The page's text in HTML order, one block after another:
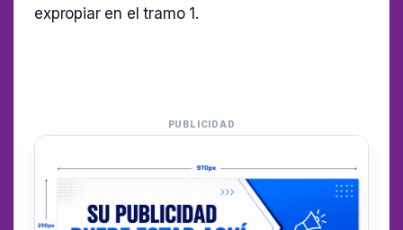
expropiar en el tramo 1.
PUBLICIDAD